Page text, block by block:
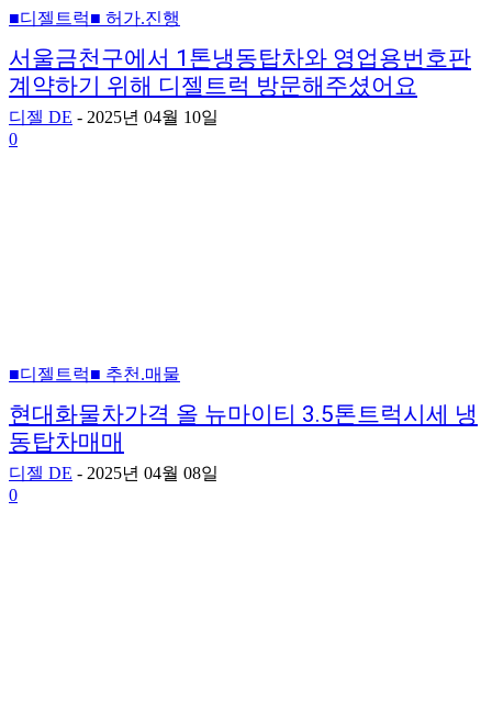
■디젤트럭■ 허가.진행
서울금천구에서 1톤냉동탑차와 영업용번호판
계약하기 위해 디젤트럭 방문해주셨어요
디젤 DE - 2025년 04월 10일
0
■디젤트럭■ 추천.매물
현대화물차가격 올 뉴마이티 3.5톤트럭시세 냉
동탑차매매
디젤 DE - 2025년 04월 08일
0